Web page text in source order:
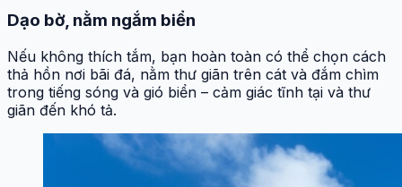
Dạo bờ, nằm ngắm biển
Nếu không thích tắm, bạn hoàn toàn có thể chọn cách
thả hồn nơi bãi đá, nằm thư giãn trên cát và đắm chìm
trong tiếng sóng và gió biển – cảm giác tĩnh tại và thư
giãn đến khó tả.